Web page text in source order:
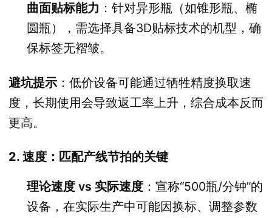
曲面贴标能力 ：针对异形瓶（如锥形瓶、椭
圆瓶），需选择具备3D贴标技术的机型，确
保标签无褶皱。
避坑提示 ：低价设备可能通过牺牲精度换取速
度，长期使用会导致返工率上升，综合成本反而
更高。
2. 速度：匹配产线节拍的关键
理论速度 vs 实际速度 ：宣称“500瓶/分钟”的
设备，在实际生产中可能因换标、调整参数